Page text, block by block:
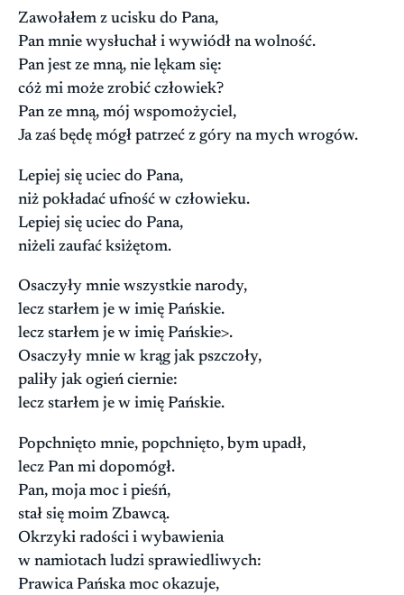
Zawołałem z ucisku do Pana,
Pan mnie wysłuchał i wywiódł na wolność.
Pan jest ze mną, nie lękam się:
cóż mi może zrobić człowiek?
Pan ze mną, mój wspomożyciel,
Ja zaś będę mógł patrzeć z góry na mych wrogów.
Lepiej się uciec do Pana,
niż pokładać ufność w człowieku.
Lepiej się uciec do Pana,
niżeli zaufać ksiżętom.
Osaczyły mnie wszystkie narody,
lecz starłem je w imię Pańskie.
lecz starłem je w imię Pańskie>.
Osaczyły mnie w krąg jak pszczoły,
paliły jak ogień ciernie:
lecz starłem je w imię Pańskie.
Popchnięto mnie, popchnięto, bym upadł,
lecz Pan mi dopomógł.
Pan, moja moc i pieśń,
stał się moim Zbawcą.
Okrzyki radości i wybawienia
w namiotach ludzi sprawiedliwych:
Prawica Pańska moc okazuje,